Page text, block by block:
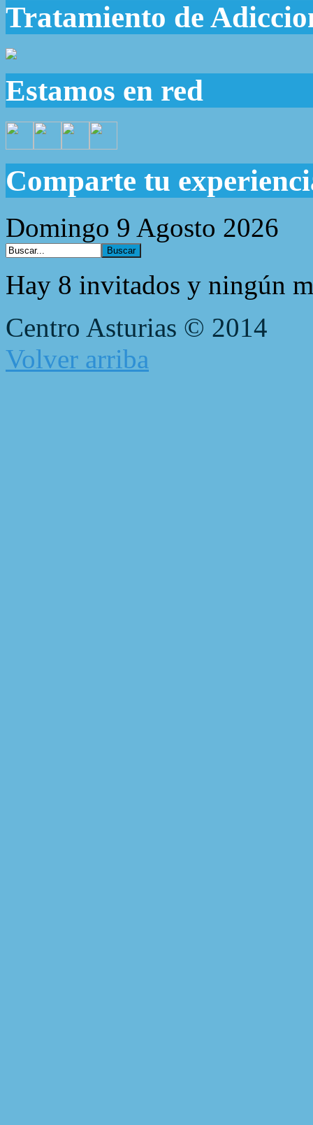
Tratamiento de
Estamos en red
Comparte tu
Domingo 9 Agosto 2026
Hay 8 invitados y ningún
Centro Asturias © 2014
Volver arriba